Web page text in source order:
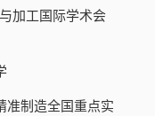
加工国际学术会
准制造全国重点实